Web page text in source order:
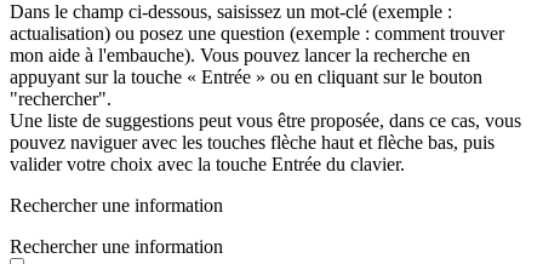
Dans le champ ci-dessous, saisissez un mot-clé (exemple :
actualisation) ou posez une question (exemple : comment trouver
mon aide à l'embauche). Vous pouvez lancer la recherche en
appuyant sur la touche « Entrée » ou en cliquant sur le bouton
"rechercher".
Une liste de suggestions peut vous être proposée, dans ce cas, vous
pouvez naviguer avec les touches flèche haut et flèche bas, puis
valider votre choix avec la touche Entrée du clavier.
Rechercher une information
Rechercher une information